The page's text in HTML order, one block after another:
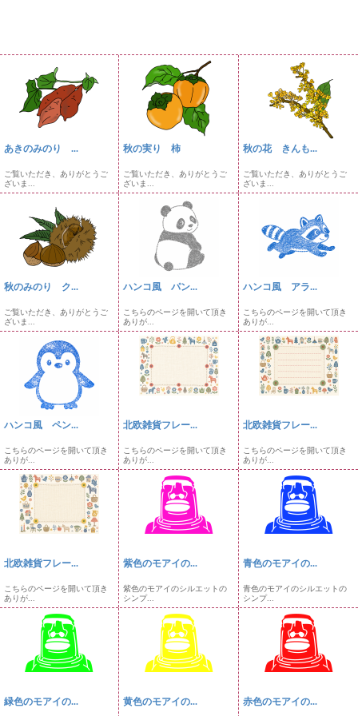
あきのみのり ...
ご覧いただき、ありがとうご
ざいま...
秋の実り 柿
ご覧いただき、ありがとうご
ざいま...
秋の花 きんも...
ご覧いただき、ありがとうご
ざいま...
秋のみのり ク...
ご覧いただき、ありがとうご
ざいま...
ハンコ風 パン...
こちらのページを開いて頂き
ありが...
ハンコ風 アラ...
こちらのページを開いて頂き
ありが...
ハンコ風 ペン...
こちらのページを開いて頂き
ありが...
北欧雑貨フレー...
こちらのページを開いて頂き
ありが...
北欧雑貨フレー...
こちらのページを開いて頂き
ありが...
北欧雑貨フレー...
こちらのページを開いて頂き
ありが...
紫色のモアイの...
紫色のモアイのシルエットの
シンプ...
青色のモアイの...
青色のモアイのシルエットの
シンプ...
緑色のモアイの... 黄色のモアイの... 赤色のモアイの...